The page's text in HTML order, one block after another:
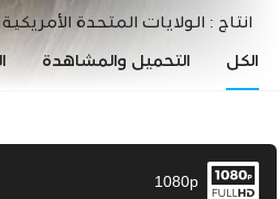
انتاج : الولايات المتحدة الأمريكية
الكل التحميل والمشاهدة
1080p